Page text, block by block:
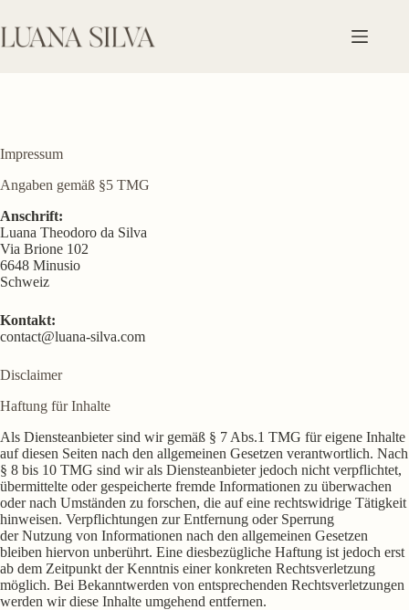
Inhalt
springen
Impressum
Angaben gemäß §5 TMG
Anschrift:
Luana Theodoro da Silva
Via Brione 102
6648 Minusio
Schweiz
Kontakt:
contact@luana-silva.com
Disclaimer
Haftung für Inhalte
Als Diensteanbieter sind wir gemäß § 7 Abs.1 TMG für eigene Inhalte
auf diesen Seiten nach den allgemeinen Gesetzen verantwortlich. Nach
§ 8 bis 10 TMG sind wir als Diensteanbieter jedoch nicht verpflichtet,
übermittelte oder gespeicherte fremde Informationen zu überwachen
oder nach Umständen zu forschen, die auf eine rechtswidrige Tätigkeit
hinweisen. Verpflichtungen zur Entfernung oder Sperrung
der Nutzung von Informationen nach den allgemeinen Gesetzen
bleiben hiervon unberührt. Eine diesbezügliche Haftung ist jedoch erst
ab dem Zeitpunkt der Kenntnis einer konkreten Rechtsverletzung
möglich. Bei Bekanntwerden von entsprechenden Rechtsverletzungen
werden wir diese Inhalte umgehend entfernen.